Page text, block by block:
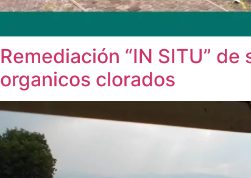
Remediación “IN SITU”
organicos clorados